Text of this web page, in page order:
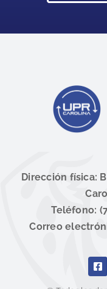
Dirección física:
Teléfono:
Correo